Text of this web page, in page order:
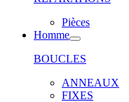
Pièces
Homme
BOUCLES
ANNEAUX
FIXES